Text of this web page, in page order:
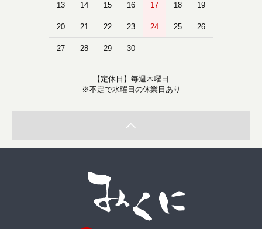
13 14 15 16 17 18 19
20 21 22 23 24 25 26
27 28 29 30
【定休日】毎週木曜日
※不定で水曜日の休業日あり